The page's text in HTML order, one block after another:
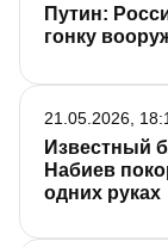
Путин:
гонку
Известный
Набиев
одних руках
21.05.2026,